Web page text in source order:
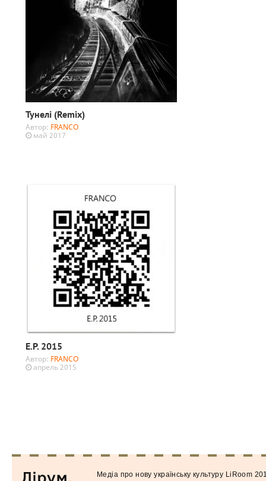
Тунелі (Remix)
Автор: FRANCO
май 2017
E.P. 2015
Автор: FRANCO
апрель 2015
Медiа про нову українську культуру LiRoom